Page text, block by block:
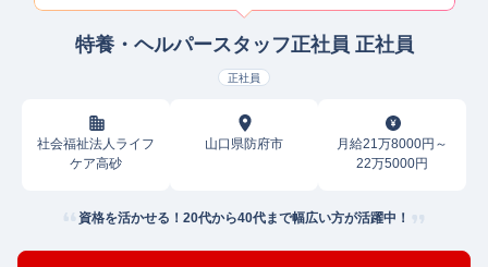
特養・ヘルパースタッフ正社員 正社員
正社員
社会福祉法人ライフ
ケア高砂
山口県防府市
月給21万8000円～
22万5000円
資格を活かせる！20代から40代まで幅広い方が活躍中！